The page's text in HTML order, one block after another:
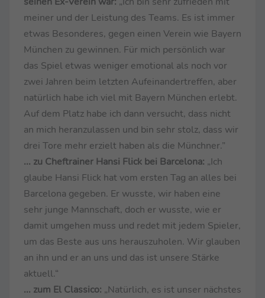
meiner und der Leistung des Teams. Es ist immer
etwas Besonderes, gegen einen Verein wie Bayern
München zu gewinnen. Für mich persönlich war
das Spiel etwas weniger emotional als noch vor
zwei Jahren beim letzten Aufeinandertreffen, aber
natürlich habe ich viel mit Bayern München erlebt.
Auf dem Platz habe ich dann versucht, dass nicht
an mich heranzulassen und bin sehr stolz, dass wir
drei Tore mehr erzielt haben als die Münchner.”
... zu Cheftrainer Hansi Flick bei Barcelona: „Ich
glaube Hansi Flick hat vom ersten Tag an alles bei
Barcelona gegeben. Er wusste, wir haben eine
sehr junge Mannschaft, doch er wusste, wie er
damit umgehen muss und redet mit jedem Spieler,
um das Beste aus uns herauszuholen. Wir glauben
an ihn und er an uns und das ist unsere Stärke
aktuell.“
... zum El Classico: „Natürlich, es ist unser nächstes